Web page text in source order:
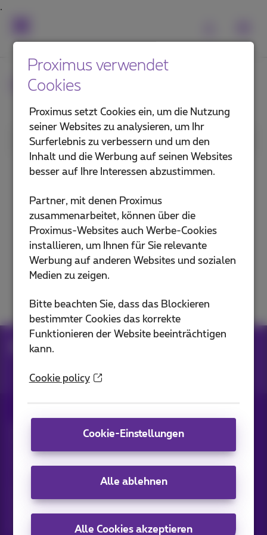
Häufig gestellte Fragen
1. Kategorie
Abonnement
Handy und Sim-Karte
Voicemail und Anrufverwaltung
Telefonzentralen und Telefone
Proximus verwendet
Cookies
Proximus setzt Cookies ein, um die Nutzung
seiner Websites zu analysieren, um Ihr
Surferlebnis zu verbessern und um den
Inhalt und die Werbung auf seinen Websites
besser auf Ihre Interessen abzustimmen.
Partner, mit denen Proximus
zusammenarbeitet, können über die
Proximus-Websites auch Werbe-Cookies
installieren, um Ihnen für Sie relevante
Werbung auf anderen Websites und sozialen
Medien zu zeigen.
Bitte beachten Sie, dass das Blockieren
bestimmter Cookies das korrekte
Funktionieren der Website beeinträchtigen
kann.
Cookie policy
Cookie-Einstellungen
Alle ablehnen
Alle Cookies akzeptieren
Hilfe
Alle Rechte vorbehalten. © 2026Proximus
Verbraucherinformationen
Preisliste und Tarife
Erreichbarkeit
Datenschutz
Cookie-Manager
Diese Website wurde erstellt und wird verwaltet in
Übereinstimmung mit belgischem Recht.
Boulevard du Roi Albert II, 27 - B-1030 Brüssel.